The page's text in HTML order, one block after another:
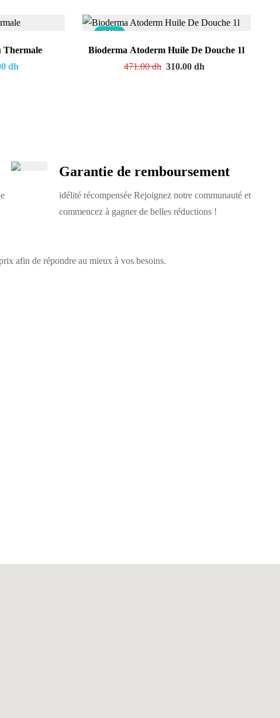
Thermale
dh
-34%
Bioderma Atoderm Huile De Douche 1l
471.00dh 310.00 dh
Garantie de remboursement
idélité récompensée Rejoignez notre communauté et
commencez à gagner de belles réductions !
afin de répondre au mieux à vos besoins.